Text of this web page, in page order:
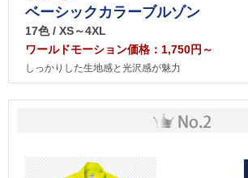
ベーシックカラーブルゾン
17色 / XS～4XL
ワールドモーション価格：1,750円～
しっかりした生地感と光沢感が魅力